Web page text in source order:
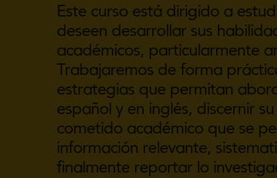
Este curso está dirigido a
deseen desarrollar sus
académicos, particularmente
Trabajaremos de forma
estrategias que permitan
español y en inglés, discernir
cometido académico que se
información relevante,
finalmente reportar lo